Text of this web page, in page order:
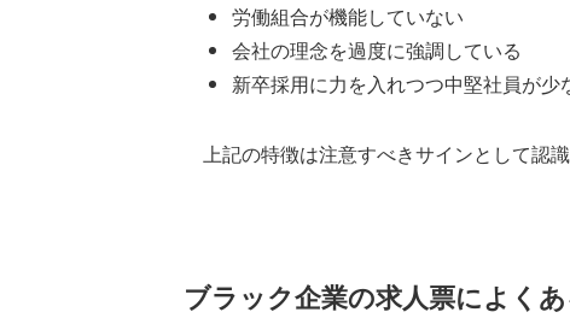
労働組合が機能していない
会社の理念を過度に強調している
新卒採用に力を入れつつ中堅社員が少
上記の特徴は注意すべきサインとして認
ブラック企業の求人票によく